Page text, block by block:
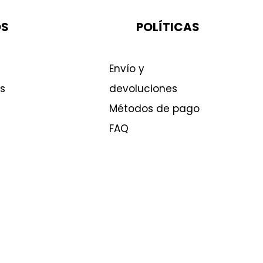
POLÍTICAS
Envío y
devoluciones
Métodos de pago
FAQ